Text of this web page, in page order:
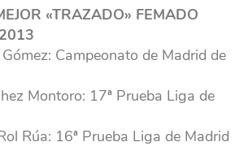
«TRAZADO» FEMADO
Gómez: Campeonato de Madrid de
Montoro: 17ª Prueba Liga de
Rúa: 16ª Prueba Liga de Madrid